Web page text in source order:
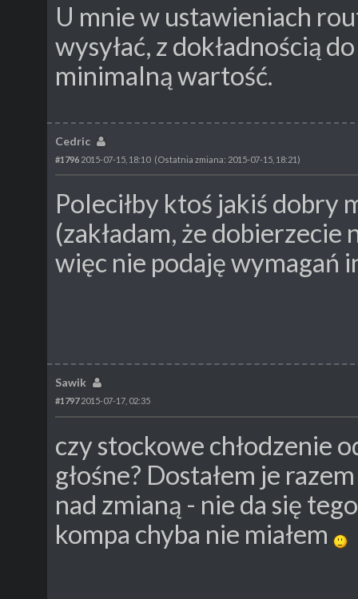
U mnie w ustawieniach
wysyłać, z dokładnością
minimalną wartość.
Cedric
#1796 2015-07-15, 18:10 (Ostatnia zmiana: 2015-07-15, 18:21)
Poleciłby ktoś jakiś dobry
(zakładam, że
więc nie podaję wymagań
Sawik
#17972015-07-17, 02:35
czy stockowe chłodzenie
głośne? Dostałem je
nad zmianą - nie da się
kompa chyba nie miałem